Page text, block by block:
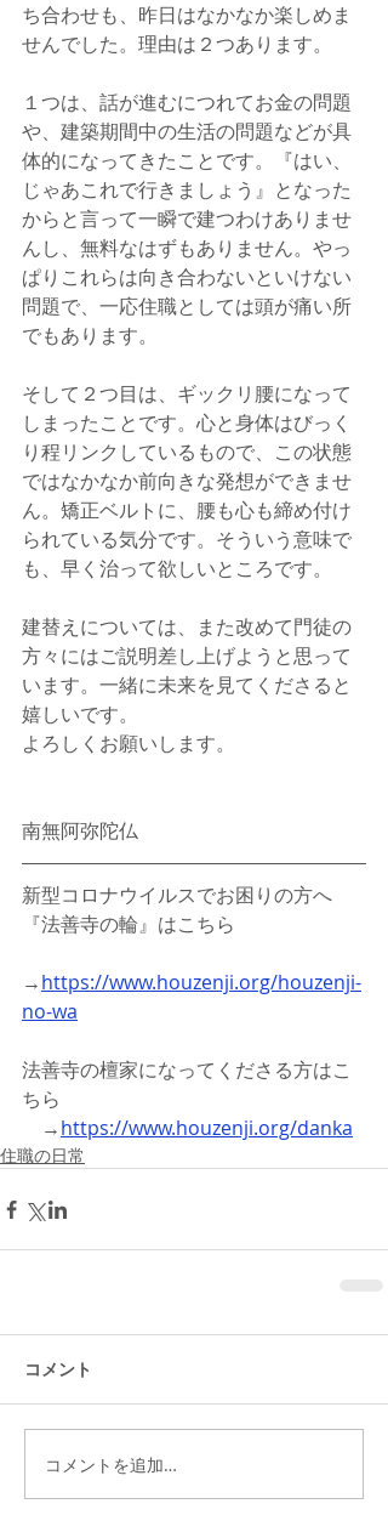
ち合わせも、昨日はなかなか楽しめま
せんでした。理由は２つあります。
１つは、話が進むにつれてお金の問題
や、建築期間中の生活の問題などが具
体的になってきたことです。『はい、
じゃあこれで行きましょう』となった
からと言って一瞬で建つわけありませ
んし、無料なはずもありません。やっ
ぱりこれらは向き合わないといけない
問題で、一応住職としては頭が痛い所
でもあります。
そして２つ目は、ギックリ腰になって
しまったことです。心と身体はびっく
り程リンクしているもので、この状態
ではなかなか前向きな発想ができませ
ん。矯正ベルトに、腰も心も締め付け
られている気分です。そういう意味で
も、早く治って欲しいところです。
建替えについては、また改めて門徒の
方々にはご説明差し上げようと思って
います。一緒に未来を見てくださると
嬉しいです。
よろしくお願いします。
南無阿弥陀仏
新型コロナウイルスでお困りの方へ
『法善寺の輪』はこちら
→https://www.houzenji.org/houzenji-
no-wa
法善寺の檀家になってくださる方はこ
ちら
→https://www.houzenji.org/danka
住職の日常
コメント
コメントを追加…